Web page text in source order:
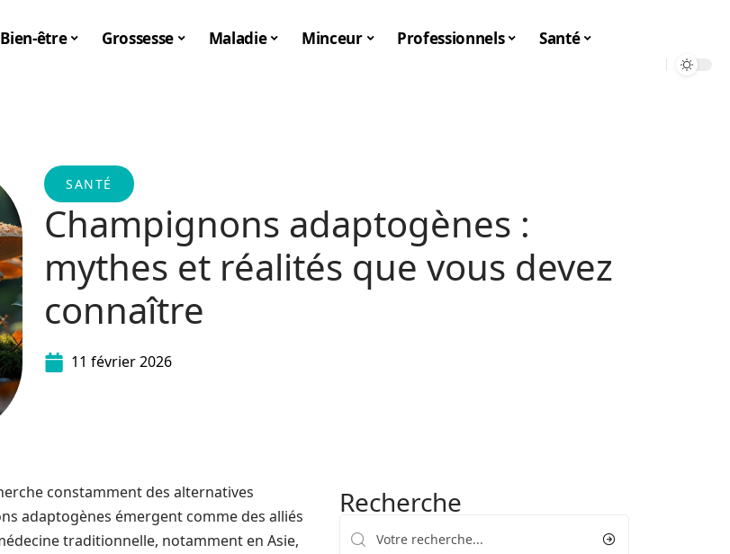
Bien-être Grossesse Maladie Minceur Professionnels Santé
SANTÉ
Champignons adaptogènes :
mythes et réalités que vous devez
connaître
11 février 2026
constamment des alternatives
adaptogènes émergent comme des alliés
traditionnelle, notamment en Asie,
Recherche